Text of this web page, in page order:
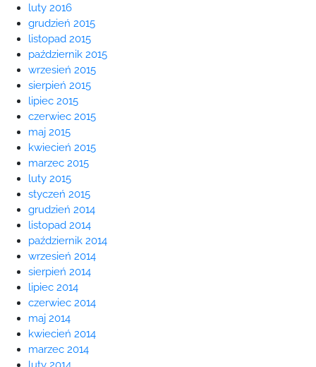
luty 2016
grudzień 2015
listopad 2015
październik 2015
wrzesień 2015
sierpień 2015
lipiec 2015
czerwiec 2015
maj 2015
kwiecień 2015
marzec 2015
luty 2015
styczeń 2015
grudzień 2014
listopad 2014
październik 2014
wrzesień 2014
sierpień 2014
lipiec 2014
czerwiec 2014
maj 2014
kwiecień 2014
marzec 2014